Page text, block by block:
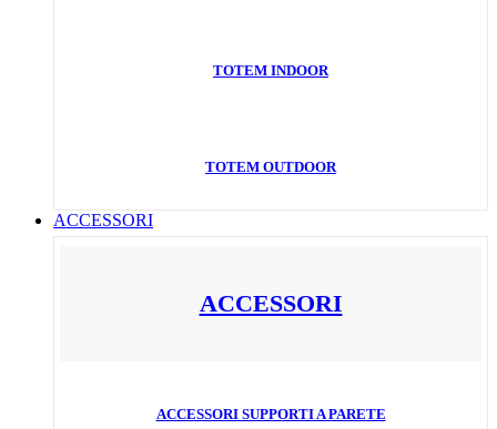
TOTEM INDOOR
TOTEM OUTDOOR
ACCESSORI
ACCESSORI
ACCESSORI SUPPORTI A PARETE